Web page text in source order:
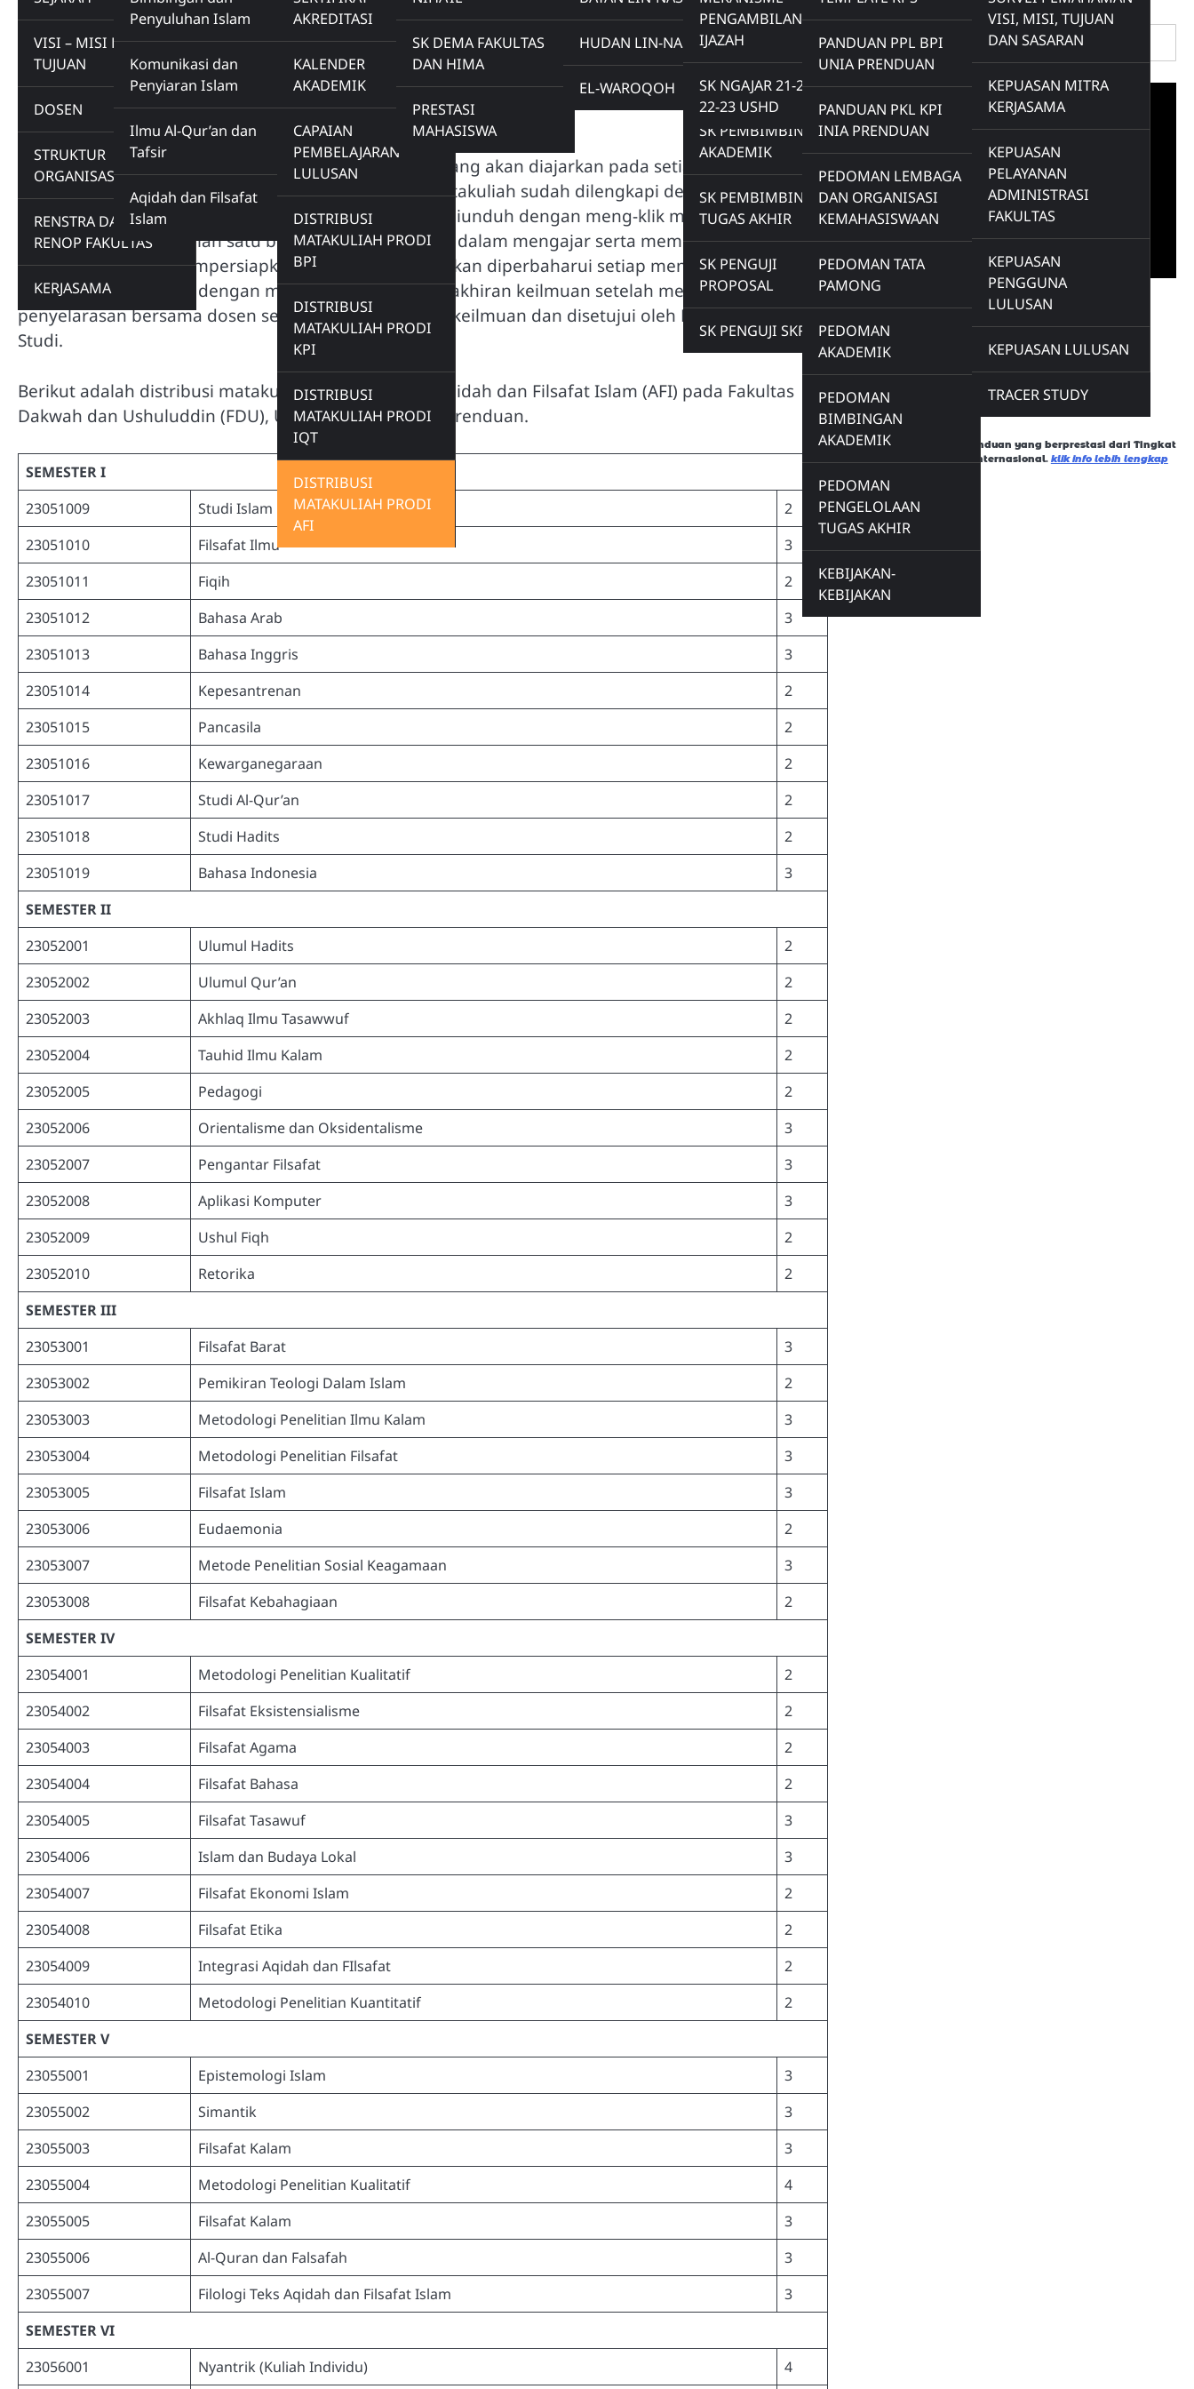
VISI – MISI DAN
TUJUAN
DOSEN
STRUKTUR
ORGANISASI
RENSTRA DAN
RENOP FAKULTAS
KERJASAMA
Penyuluhan Islam
Komunikasi dan
Penyiaran Islam
Ilmu Al-Qur’an dan
Tafsir
Aqidah dan Filsafat
Islam
AKREDITASI
KALENDER
AKADEMIK
CAPAIAN
PEMBELAJARAN
LULUSAN
DISTRIBUSI MATA
KULIAH
DISTRIBUSI
MATAKULIAH PRODI
BPI
DISTRIBUSI
MATAKULIAH PRODI
KPI
DISTRIBUSI
MATAKULIAH PRODI
IQT
DISTRIBUSI
MATAKULIAH PRODI
AFI
ORDIPA
BADAN EKSEKUTIF
MAHASISWA
SK DEMA FAKULTAS
DAN HIMA
PRESTASI
MAHASISWA
HUDAN LIN-NAS
EL-WAROQOH
PENGABDIAN
KEPADA MASYARAKAT
PENGAMBILAN
IJAZAH
DOWNLOAD
SK NGAJAR
SK NGAJAR 21-22 &
22-23 USHD
SK PEMBIMBING
AKADEMIK
SK PEMBIMBING
TUGAS AKHIR
SK PENGUJI
PROPOSAL
SK PENGUJI SKRIPSI
PANDUAN PPL BPI
UNIA PRENDUAN
PANDUAN PKL KPI
INIA PRENDUAN
PEDOMAN LEMBAGA
DAN ORGANISASI
KEMAHASISWAAN
PEDOMAN TATA
PAMONG
PEDOMAN
AKADEMIK
PEDOMAN
BIMBINGAN
AKADEMIK
PEDOMAN
PENGELOLAAN
TUGAS AKHIR
KEBIJAKAN-
KEBIJAKAN
VISI, MISI, TUJUAN
DAN SASARAN
KEPUASAN MITRA
KERJASAMA
KEPUASAN
PELAYANAN
ADMINISTRASI
FAKULTAS
KEPUASAN
PENGGUNA
LULUSAN
KEPUASAN LULUSAN
TRACER STUDY
DISTRIBUSI MATAKULIAH PRODI
AFI
Distribusi matakuliah merupakan daftar matakuliah yang akan diajarkan pada setiap semester.
Deskripsi matakuliah dapat diunduh di sini. Setiap matakuliah sudah dilengkapi dengan Rencana
Pembelajaran Semester (RPS) setiap matakuliah bisa diunduh dengan meng-klik matakuliah yang
diinginkan, sebagai salah satu bentuk kesiapan dosen dalam mengajar serta memudahkan
mahasiswa dalam mempersiapkan perkuliahan. RPS akan diperbaharui setiap menjelang
pembukaan semester dengan memperhatikan kemutakhiran keilmuan setelah melalui
penyelarasan bersama dosen sejawat dalam rumpun keilmuan dan disetujui oleh Ketua Program
Studi.
Berikut adalah distribusi matakuliah Program Studi Aqidah dan Filsafat Islam (AFI) pada Fakultas
Dakwah dan Ushuluddin (FDU), Universitas Al-Amien Prenduan.
SEMESTER I
23051009
Studi Islam
2
23051010
Filsafat Ilmu
3
23051011
Fiqih
2
23051012
Bahasa Arab
3
23051013
Bahasa Inggris
3
23051014
Kepesantrenan
2
23051015
Pancasila
2
23051016
Kewarganegaraan
2
23051017
Studi Al-Qur’an
2
23051018
Studi Hadits
2
23051019
Bahasa Indonesia
3
SEMESTER II
23052001
Ulumul Hadits
2
23052002
Ulumul Qur’an
2
23052003
Akhlaq Ilmu Tasawwuf
2
23052004
Tauhid Ilmu Kalam
2
23052005
Pedagogi
2
23052006
Orientalisme dan Oksidentalisme
3
23052007
Pengantar Filsafat
3
23052008
Aplikasi Komputer
3
23052009
Ushul Fiqh
2
23052010
Retorika
2
SEMESTER III
23053001
Filsafat Barat
3
23053002
Pemikiran Teologi Dalam Islam
2
23053003
Metodologi Penelitian Ilmu Kalam
3
23053004
Metodologi Penelitian Filsafat
3
23053005
Filsafat Islam
3
23053006
Eudaemonia
2
23053007
Metode Penelitian Sosial Keagamaan
3
23053008
Filsafat Kebahagiaan
2
SEMESTER IV
23054001
Metodologi Penelitian Kualitatif
2
23054002
Filsafat Eksistensialisme
2
23054003
Filsafat Agama
2
23054004
Filsafat Bahasa
2
23054005
Filsafat Tasawuf
3
23054006
Islam dan Budaya Lokal
3
23054007
Filsafat Ekonomi Islam
2
23054008
Filsafat Etika
2
23054009
Integrasi Aqidah dan FIlsafat
2
23054010
Metodologi Penelitian Kuantitatif
2
SEMESTER V
23055001
Epistemologi Islam
3
23055002
Simantik
3
23055003
Filsafat Kalam
3
23055004
Metodologi Penelitian Kualitatif
4
23055005
Filsafat Kalam
3
23055006
Al-Quran dan Falsafah
3
23055007
Filologi Teks Aqidah dan Filsafat Islam
3
SEMESTER VI
23056001
Nyantrik (Kuliah Individu)
4
Info Penting
Info Beasiswa
Data Prestasi
Data mahasiswa/i IDIA Prenduan yang berprestasi dari Tingkat
Jawa Timur, Nasional dan Internasional. klik info lebih lengkap